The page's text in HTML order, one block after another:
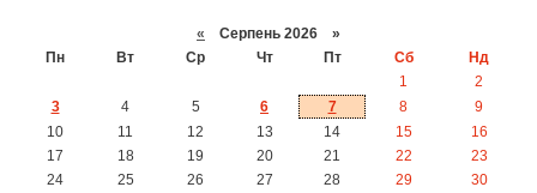
« Серпень 2026 »
Пн
Вт Ср Чт Пт Сб
Нд
1
2
3
4 5 6 7 8
9
10
11 12 13 14 15
16
17
18 19 20 21 22
23
24
25 26 27 28 29
30